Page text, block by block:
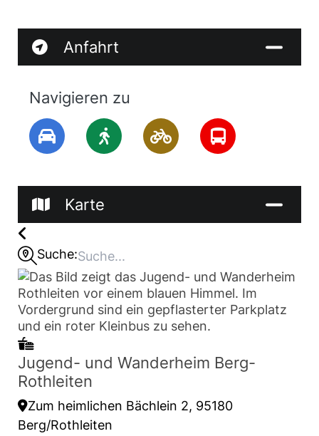
Anfahrt
Navigieren zu
Karte
Suche:
Jugend- und Wanderheim Berg-
Rothleiten
Zum heimlichen Bächlein 2, 95180
Berg/Rothleiten